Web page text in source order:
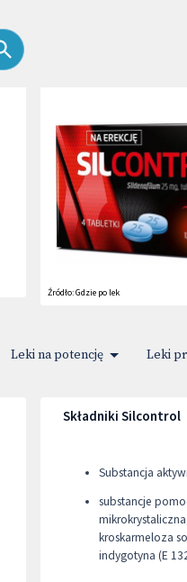
Źródło:Gdzie po lek
Leki na potencję Leki
Składniki Silcontrol
Substancja
substancje
kroskarmeloza
indygotyna (E